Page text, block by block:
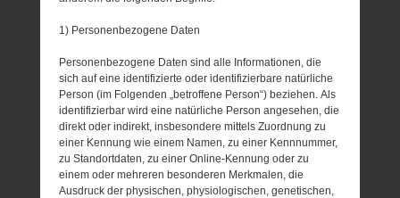
1) Personenbezogene Daten
Personenbezogene Daten sind alle Informationen, die
sich auf eine identifizierte oder identifizierbare natürliche
Person (im Folgenden „betroffene Person“) beziehen. Als
identifizierbar wird eine natürliche Person angesehen, die
direkt oder indirekt, insbesondere mittels Zuordnung zu
einer Kennung wie einem Namen, zu einer Kennnummer,
zu Standortdaten, zu einer Online-Kennung oder zu
einem oder mehreren besonderen Merkmalen, die
Ausdruck der physischen, physiologischen, genetischen,